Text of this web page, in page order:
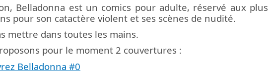
Belladonna est un comics pour adulte, réservé aux plus
pour son catactère violent et ses scènes de nudité.
mettre dans toutes les mains.
pour le moment 2 couvertures :
Belladonna #0